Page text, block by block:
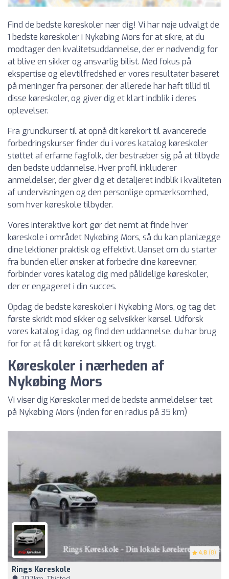
Find de bedste køreskoler nær dig! Vi har nøje udvalgt de
1 bedste køreskoler i Nykøbing Mors for at sikre, at du
modtager den kvalitetsuddannelse, der er nødvendig for
at blive en sikker og ansvarlig bilist. Med fokus på
ekspertise og elevtilfredshed er vores resultater baseret
på meninger fra personer, der allerede har haft tillid til
disse køreskoler, og giver dig et klart indblik i deres
oplevelser.
Fra grundkurser til at opnå dit kørekort til avancerede
forbedringskurser finder du i vores katalog køreskoler
støttet af erfarne fagfolk, der bestræber sig på at tilbyde
den bedste uddannelse. Hver profil inkluderer
anmeldelser, der giver dig et detaljeret indblik i kvaliteten
af undervisningen og den personlige opmærksomhed,
som hver køreskole tilbyder.
Vores interaktive kort gør det nemt at finde hver
køreskole i området Nykøbing Mors, så du kan planlægge
dine lektioner praktisk og effektivt. Uanset om du starter
fra bunden eller ønsker at forbedre dine køreevner,
forbinder vores katalog dig med pålidelige køreskoler,
der er engageret i din succes.
Opdag de bedste køreskoler i Nykøbing Mors, og tag det
første skridt mod sikker og selvsikker kørsel. Udforsk
vores katalog i dag, og find den uddannelse, du har brug
for for at få dit kørekort sikkert og trygt.
Køreskoler i nærheden af
Nykøbing Mors
Vi viser dig Køreskoler med de bedste anmeldelser tæt
på Nykøbing Mors (inden for en radius på 35 km)
4.8 (8)
Rings Køreskole